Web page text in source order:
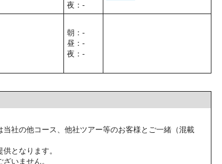
夜：-
朝：-
昼：-
夜：-
社の他コース、他社ツアー等のお客様とご一緒（混載
となります。
いません。